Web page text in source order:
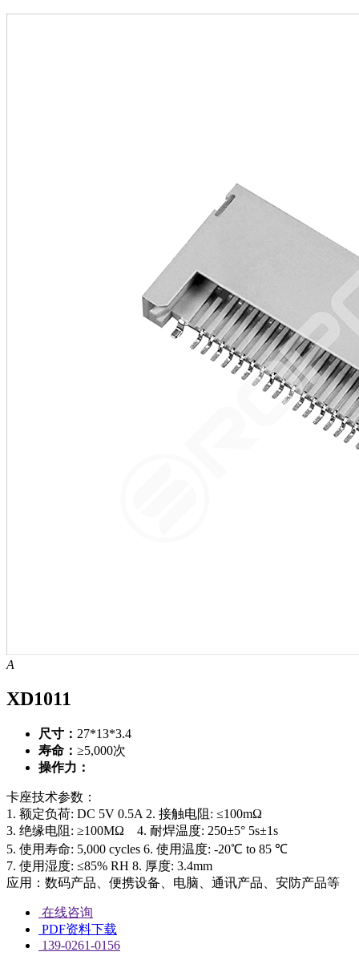
A
XD1011
尺寸： 27*13*3.4
寿命： ≥5,000次
操作力：
卡座技术参数：
1. 额定负荷: DC 5V 0.5A 2. 接触电阻: ≤100mΩ
3. 绝缘电阻: ≥100MΩ
4. 耐焊温度: 250±5° 5s±1s
5. 使用寿命: 5,000 cycles 6. 使用温度: -20℃ to 85 ℃
7. 使用湿度: ≤85% RH 8. 厚度: 3.4mm
应用：数码产品、便携设备、电脑、通讯产品、安防产品等
在线咨询
PDF资料下载
139-0261-0156